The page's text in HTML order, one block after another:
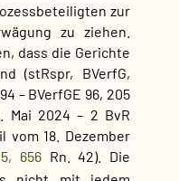
zur
zu ziehen.
dass die Gerichte
(stRspr, BVerfG,
– BVerfGE 96, 205
Mai 2024 – 2 BvR
vom 18. Dezember
656Rn. 42). Die